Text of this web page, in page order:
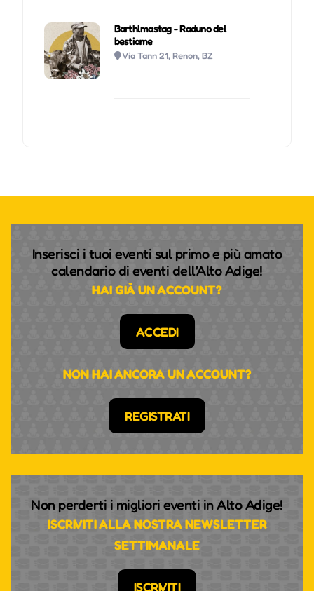
Barthlmastag - Raduno del
bestiame
Via Tann 21, Renon, BZ
Inserisci i tuoi eventi sul primo e più amato
calendario di eventi dell'Alto Adige!
HAI GIÀ UN ACCOUNT?
ACCEDI
NON HAI ANCORA UN ACCOUNT?
REGISTRATI
Non perderti i migliori eventi in Alto Adige!
ISCRIVITI ALLA NOSTRA NEWSLETTER
SETTIMANALE
ISCRIVITI